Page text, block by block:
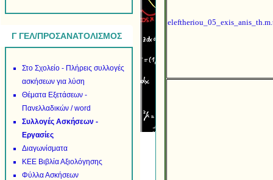
Γ ΓΕΛ/ΠΡΟΣΑΝΑΤΟΛΙΣΜΟΣ
Στο Σχολείο - Πλήρεις συλλογές
ασκήσεων για λύση
Θέματα Εξετάσεων -
Πανελλαδικών / word
Συλλογές Ασκήσεων -
Εργασίες
Διαγωνίσματα
ΚΕΕ Βιβλία Αξιολόγησης
Φύλλα Ασκήσεων